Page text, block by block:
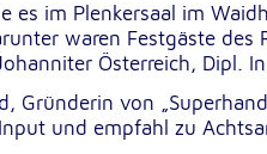
es im Plenkersaal im
waren Festgäste
Österreich, Dipl.
Gründerin von
und empfahl zu
und Kartendiensten
von diesen externen